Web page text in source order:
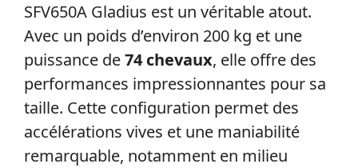
SFV650A Gladius est un véritable atout.
Avec un poids d’environ 200 kg et une
puissance de74 chevaux, elle offre des
performances impressionnantes pour sa
taille. Cette configuration permet des
accélérations vives et une maniabilité
remarquable, notamment en milieu